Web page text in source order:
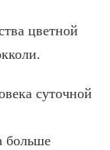
цветной
суточной
больше